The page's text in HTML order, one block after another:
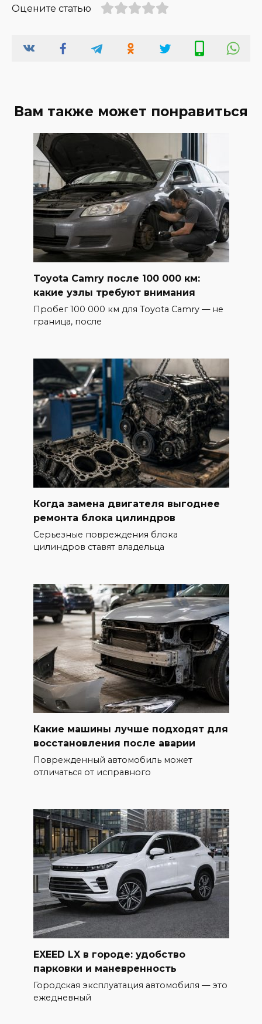
Оцените статью
Вам также может понравиться
Toyota Camry после 100 000 км:
какие узлы требуют внимания
Пробег 100 000 км для Toyota Camry — не
граница, после
Когда замена двигателя выгоднее
ремонта блока цилиндров
Серьезные повреждения блока
цилиндров ставят владельца
Какие машины лучше подходят для
восстановления после аварии
Поврежденный автомобиль может
отличаться от исправного
EXEED LX в городе: удобство
парковки и маневренность
Городская эксплуатация автомобиля — это
ежедневный